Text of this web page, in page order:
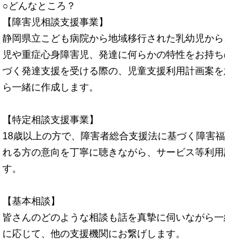
○どんなところ？
【障害児相談支援事業】
静岡県立こども病院から地域移行された乳幼児か
児や重症心身障害児、発達に何らかの特性をお持
づく発達支援を受ける際の、児童支援利用計画案
ら一緒に作成します。
【特定相談支援事業】
18歳以上の方で、障害者総合支援法に基づく障害
れる方の意向を丁寧に聴きながら、サービス等利
す。
【基本相談】
皆さんのどのような相談も話を真摯に伺いながら
に応じて、他の支援機関にお繋げします。